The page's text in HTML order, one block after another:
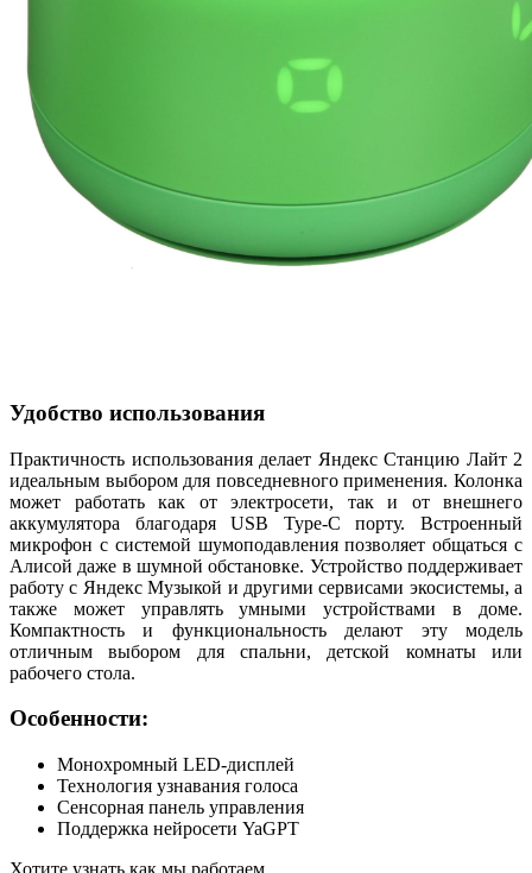
Удобство использования
Практичность использования делает Яндекс Станцию Лайт 2
идеальным выбором для повседневного применения. Колонка
может работать как от электросети, так и от внешнего
аккумулятора благодаря USB Type-C порту. Встроенный
микрофон с системой шумоподавления позволяет общаться с
Алисой даже в шумной обстановке. Устройство поддерживает
работу с Яндекс Музыкой и другими сервисами экосистемы, а
также может управлять умными устройствами в доме.
Компактность и функциональность делают эту модель
отличным выбором для спальни, детской комнаты или
рабочего стола.
Особенности:
Монохромный LED-дисплей
Технология узнавания голоса
Сенсорная панель управления
Поддержка нейросети YaGPT